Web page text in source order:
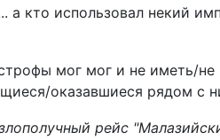
кто использовал некий
мог мог и не иметь/не
оказавшиеся рядом с
рейс